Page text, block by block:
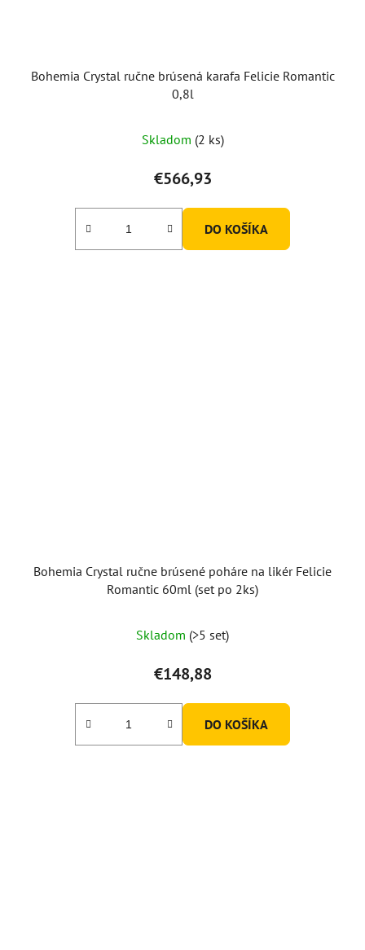
Bohemia Crystal ručne brúsená karafa Felicie Romantic
0,8l
Skladom (2 ks)
€566,93
DO KOŠÍKA
Bohemia Crystal ručne brúsené poháre na likér Felicie
Romantic 60ml (set po 2ks)
Skladom (>5 set)
€148,88
DO KOŠÍKA